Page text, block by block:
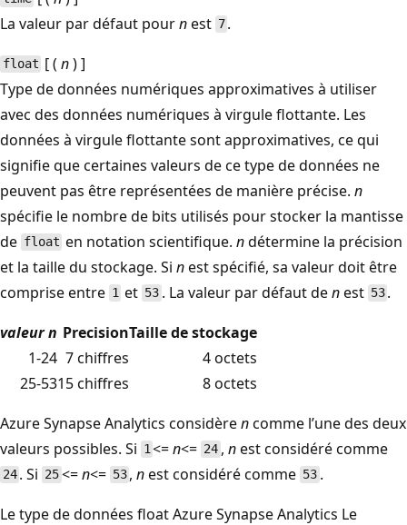
La valeur par défaut pournest 7 .
float [ (n) ]
Type de données numériques approximatives à utiliser
avec des données numériques à virgule flottante. Les
données à virgule flottante sont approximatives, ce qui
signifie que certaines valeurs de ce type de données ne
peuvent pas être représentées de manière précise. n
spécifie le nombre de bits utilisés pour stocker la mantisse
de float en notation scientifique.ndétermine la précision
et la taille du stockage. Si nest spécifié, sa valeur doit être
comprise entre 1 et 53. La valeur par défaut denest 53 .
valeur n PrecisionTaille de stockage
1-24 7 chiffres
4 octets
25-5315 chiffres
8 octets
Azure Synapse Analytics considèrencomme l’une des deux
valeurs possibles. Si 1<=n<= 24, nest considéré comme
24 . Si 25<=n<= 53 ,nest considéré comme 53.
Le type de données float Azure Synapse Analytics Le